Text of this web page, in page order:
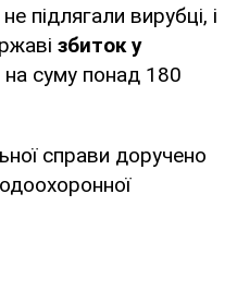
підлягали вирубці, і
збиток у
на суму понад 180
справи доручено